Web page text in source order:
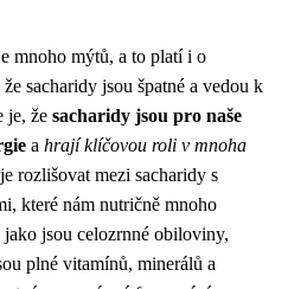
mnoho mýtů, a to platí i o
sacharidy jsou špatné a vedou k
je, že sacharidy jsou pro naše
a hrají klíčovou roli v mnoha
rozlišovat mezi sacharidy s
které nám nutričně mnoho
jako jsou celozrnné obiloviny,
plné vitamínů, minerálů a